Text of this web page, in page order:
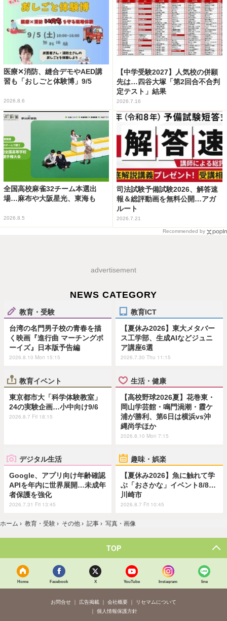
医療✕消防、縫合デモやAED講
習も「おしごと体験博」9/5
2026.8.6
【中学受験2027】人気校の併願
先は…四谷大塚「第2回合不合判
定テスト」結果
2026.7.16
全国高校麻雀32チーム本選出
場…麻布や大阪星光、東海も
2026.8.5
司法試験予備試験2026、解答速
報＆総評動画を無料公開…アガ
ルート
2026.7.21
Recommended by
advertisement
NEWS CATEGORY
教育・受験
台湾の名門男子校の青春を描
く映画『進行曲 マーチングボ
ーイズ』日本版予告編
2026.8.10 Mon 15:15
教育ICT
【夏休み2026】東大メタバー
ス工学部、生成AIなどジュニ
ア講座6選
2026.7.30 Thu 11:15
教育イベント
東京都市大「科学体験教室」
24の実験企画…小中向け9/6
2026.8.7 Fri 18:15
生活・健康
【高校野球2026夏】花巻東・
岡山学芸館・鳴門渦潮・霞ケ
浦が勝利、第6日は横浜vs沖
縄尚学ほか
2026.8.10 Mon 7:15
デジタル生活
Google、アプリ向け年齢確認
APIを年内に世界展開…未成年
者保護を強化
2026.7.31 Fri 13:45
趣味・娯楽
【夏休み2026】魚に触れて学
ぶ「おさかな」イベント8/8…
川崎市
2026.8.7 Fri 10:45
ホーム › 教育・受験 › その他 › 記事 › 写真・画像
TOP
Home Facebook X YouTube Instagram line
お問合せ 広告掲載 会社概要
リセマムについて
個人情報保護方針